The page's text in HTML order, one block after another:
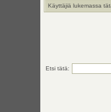
Käyttäjiä lukemassa
Etsi tätä: